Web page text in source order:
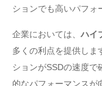
ションでも高いパフォ
企業においては、 ハイ
多くの利点を提供しま
ションがSSDの速度で
的なパフォーマンスが